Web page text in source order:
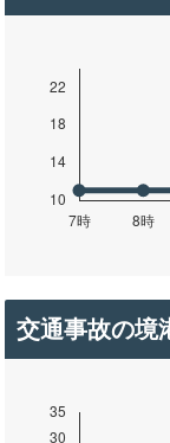
交通事故の境